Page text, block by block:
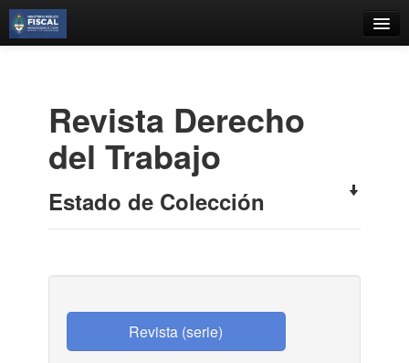
Estantes Virtuales
Contacto
Revista Derecho
del Trabajo
Estado de Colección